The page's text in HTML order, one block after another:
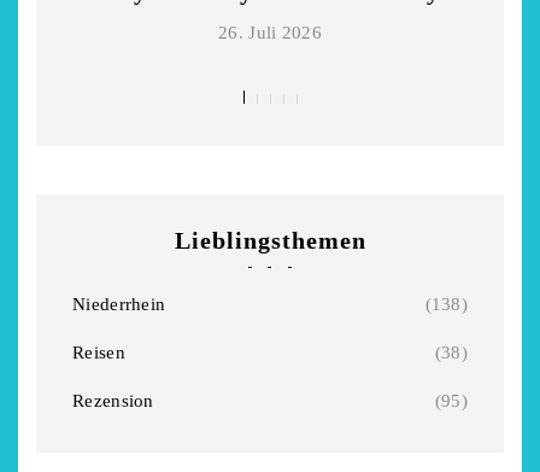
26. Juli 2026
Lieblingsthemen
Niederrhein (138)
Reisen (38)
Rezension (95)